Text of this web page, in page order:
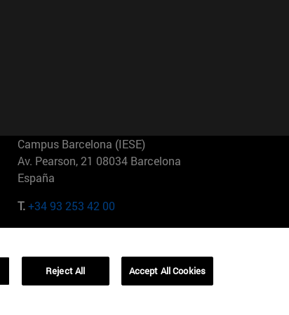
Campus Barcelona (IESE)
Av. Pearson, 21 08034 Barcelona
España
T.+34 93 253 42 00
01321001 Bela Vista Brasil
Reject All Accept All Cookies